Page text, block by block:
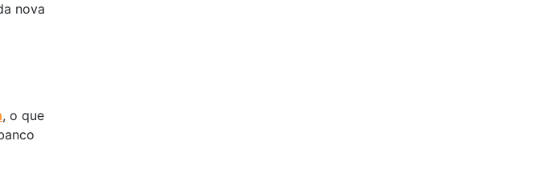
nova
, o que